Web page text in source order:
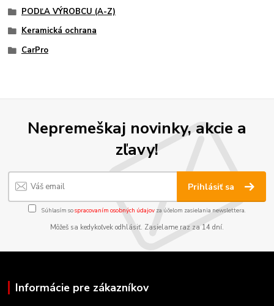
PODĽA VÝROBCU (A-Z)
Keramická ochrana
CarPro
Nepremeškaj novinky, akcie a
zľavy!
Prihlásiť sa
Súhlasím sospracovaním osobných údajov za účelom zasielania newslettera.
Môžeš sa kedykoľvek odhlásiť. Zasielame raz za 14 dní.
Informácie pre zákazníkov